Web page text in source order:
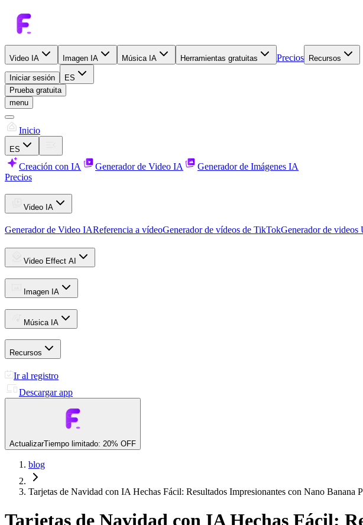
Video IA Imagen IA Música IA Herramientas gratuitas Precios Recursos
Iniciar sesión
ES
Prueba gratuita
menu
Inicio
ES
Creación con IA Generador de Video IA
Generador de Imágenes IA
Precios
Video IA
Generador de Video IAReferencia a vídeoGenerador de vídeos de TikTokGenerador de videos
Video Effect AI
Imagen IA
Música IA
Recursos
Ir al registro
Descargar app
ActualizarTiempo limitado: 20% OFF
blog
Tarjetas de Navidad con IA Hechas Fácil: Resultados Impresionantes con Nano Banana
Tarjetas de Navidad con IA Hechas Fácil: